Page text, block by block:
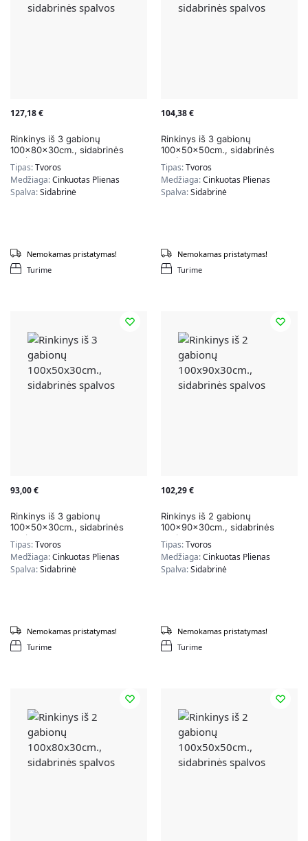
127,18€
Rinkinys iš 3 gabionų
100x80x30cm., sidabrinės
spalvos
Tipas:Tvoros
Medžiaga:Cinkuotas Plienas
Spalva:Sidabrinė
Turime
Nemokamas pristatymas!
104,38€
Rinkinys iš 3 gabionų
100x50x50cm., sidabrinės
spalvos
Tipas:Tvoros
Medžiaga:Cinkuotas Plienas
Spalva:Sidabrinė
Turime
Nemokamas pristatymas!
93,00€
Rinkinys iš 3 gabionų
100x50x30cm., sidabrinės
spalvos
Tipas:Tvoros
Medžiaga:Cinkuotas Plienas
Spalva:Sidabrinė
Turime
Nemokamas pristatymas!
102,29€
Rinkinys iš 2 gabionų
100x90x30cm., sidabrinės
spalvos
Tipas:Tvoros
Medžiaga:Cinkuotas Plienas
Spalva:Sidabrinė
Turime
Nemokamas pristatymas!